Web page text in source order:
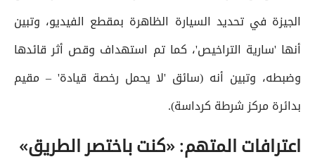
الجيزة في تحديد السيارة الظاهرة بمقطع الفيديو، وتبين
أنها 'سارية التراخيص'، كما تم استهداف وقص أثر قائدها
وضبطه، وتبين أنه (سائق 'لا يحمل رخصة قيادة' – مقيم
بدائرة مركز شرطة كرداسة).
اعترافات المتهم: «كنت باختصر الطريق»